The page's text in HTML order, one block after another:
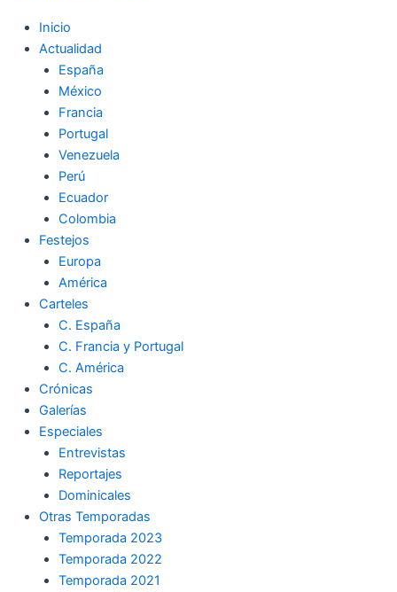
Inicio
Actualidad
España
México
Francia
Portugal
Venezuela
Perú
Ecuador
Colombia
Festejos
Europa
América
Carteles
C. España
C. Francia y Portugal
C. América
Crónicas
Galerías
Especiales
Entrevistas
Reportajes
Dominicales
Otras Temporadas
Temporada 2023
Temporada 2022
Temporada 2021